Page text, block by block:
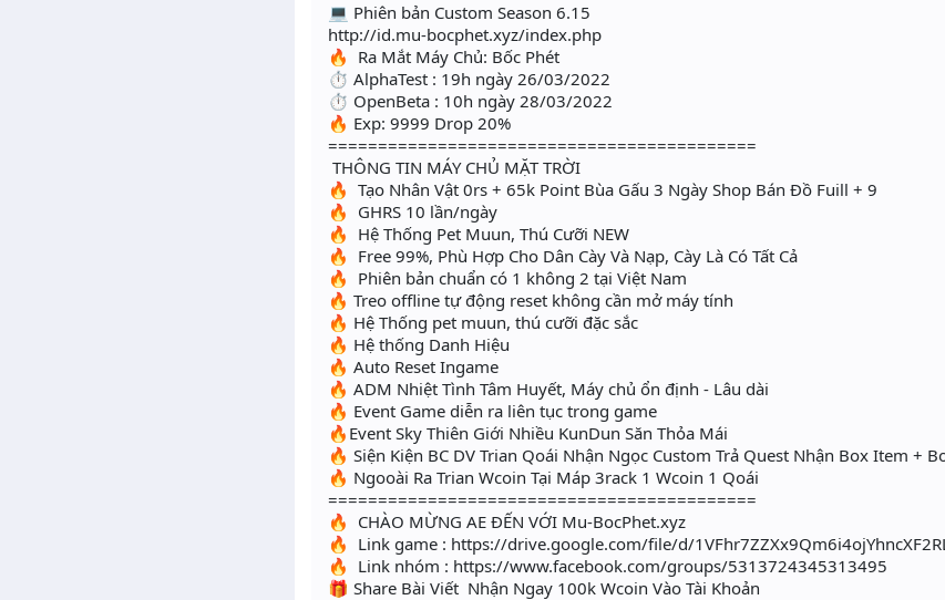
💻 Phiên bản Custom Season 6.15
http://id.mu-bocphet.xyz/index.php
🔥 Ra Mắt Máy Chủ: Bốc Phét
⏱ AlphaTest : 19h ngày 26/03/2022
⏱ OpenBeta : 10h ngày 28/03/2022
🔥 Exp: 9999 Drop 20%
===========================================
THÔNG TIN MÁY CHỦ MẶT TRỜI
🔥 Tạo Nhân Vật 0rs + 65k Point Bùa Gấu 3 Ngày Shop Bán Đồ Fuill + 9
🔥 GHRS 10 lần/ngày
🔥 Hệ Thống Pet Muun, Thú Cưỡi NEW
🔥 Free 99%, Phù Hợp Cho Dân Cày Và Nạp, Cày Là Có Tất Cả
🔥 Phiên bản chuẩn có 1 không 2 tại Việt Nam
🔥 Treo offline tự động reset không cần mở máy tính
🔥 Hệ Thống pet muun, thú cưỡi đặc sắc
🔥 Hệ thống Danh Hiệu
🔥 Auto Reset Ingame
🔥 ADM Nhiệt Tình Tâm Huyết, Máy chủ ổn định - Lâu dài
🔥 Event Game diễn ra liên tục trong game
🔥Event Sky Thiên Giới Nhiều KunDun Săn Thỏa Mái
🔥 Siện Kiện BC DV Trian Qoái Nhận Ngọc Custom Trả Quest Nhận Box Item +
🔥 Ngooài Ra Trian Wcoin Tại Máp 3rack 1 Wcoin 1 Qoái
===========================================
🔥 CHÀO MỪNG AE ĐẾN VỚI Mu-BocPhet.xyz
🔥 Link game : https://drive.google.com/file/d/
🔥 Link nhóm : https://www.facebook.com/groups/5313724345313495
🎁 Share Bài Viết Nhận Ngay 100k Wcoin Vào Tài Khoản